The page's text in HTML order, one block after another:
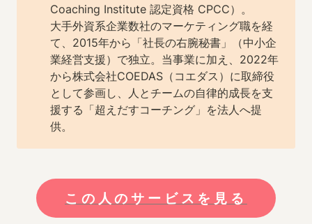
Coaching Institute 認定資格 CPCC）。
大手外資系企業数社のマーケティング職を経
て、2015年から「社長の右腕秘書」（中小企
業経営支援）で独立。当事業に加え、2022年
から株式会社COEDAS（コエダス）に取締役
として参画し、人とチームの自律的成長を支
援する「超えだすコーチング」を法人へ提
供。
この人のサービスを見る